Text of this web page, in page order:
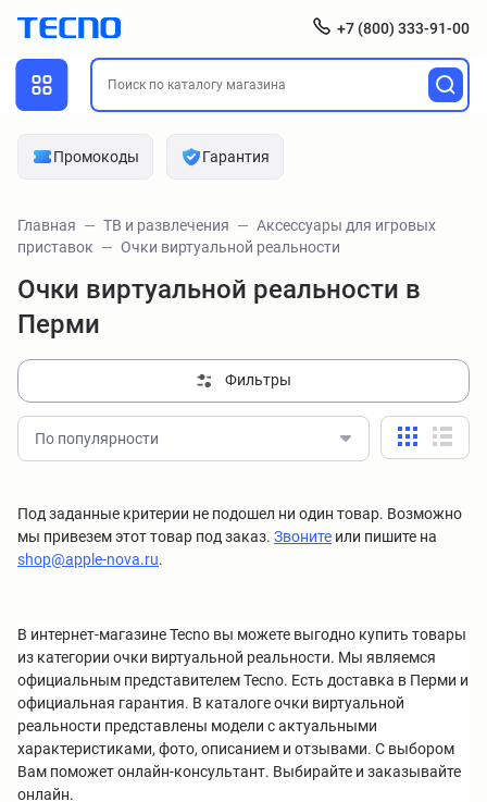
+7 (800) 333-91-00
Промокоды Гарантия
Главная ТВ и развлечения
Аксессуары для игровых
приставок
Очки виртуальной реальности
Очки виртуальной реальности в
Перми
Фильтры
По популярности
Под заданные критерии не подошел ни один товар. Возможно
мы привезем этот товар под заказ. Звоните или пишите на
shop@apple-nova.ru.
В интернет-магазине Tecno вы можете выгодно купить товары
из категории очки виртуальной реальности. Мы являемся
официальным представителем Tecno. Есть доставка в Перми и
официальная гарантия. В каталоге очки виртуальной
реальности представлены модели с актуальными
характеристиками, фото, описанием и отзывами. С выбором
Вам поможет онлайн-консультант. Выбирайте и заказывайте
онлайн.